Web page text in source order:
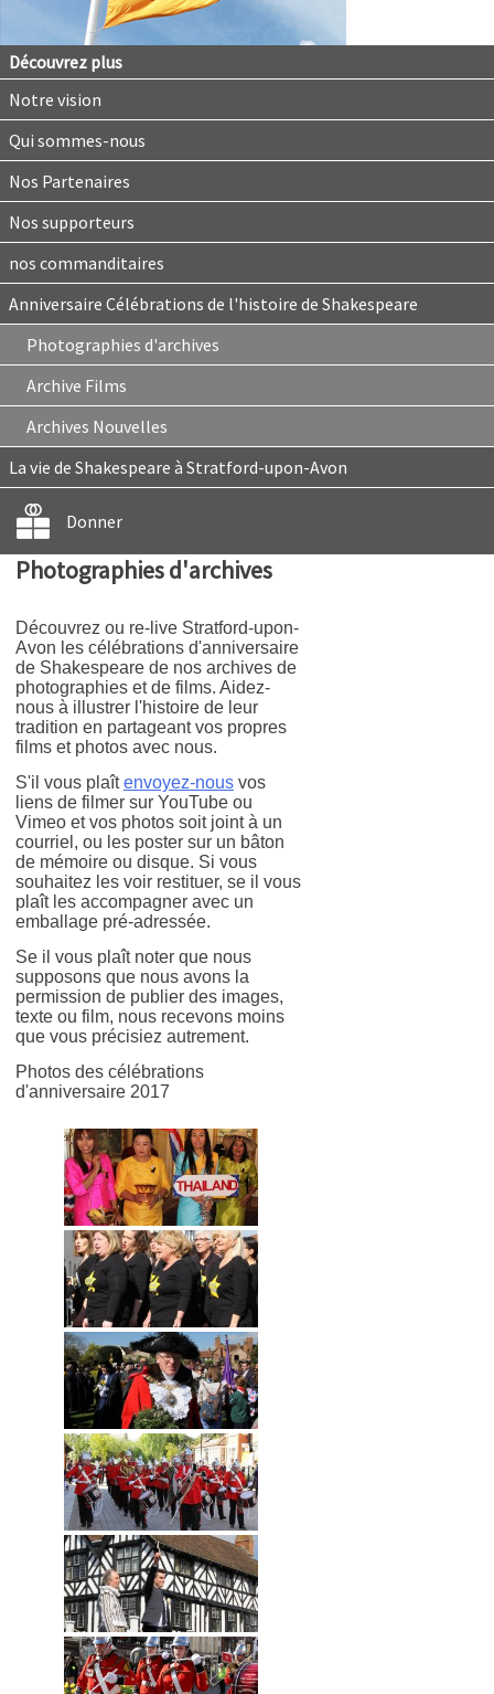
Découvrez plus
Notre vision
Qui sommes-nous
Nos Partenaires
Nos supporteurs
nos commanditaires
Anniversaire Célébrations de l'histoire de Shakespeare
Photographies d'archives
Archive Films
Archives Nouvelles
La vie de Shakespeare à Stratford-upon-Avon
Donner
Photographies d'archives
Découvrez ou re-live Stratford-upon-
Avon les célébrations d'anniversaire
de Shakespeare de nos archives de
photographies et de films. Aidez-
nous à illustrer l'histoire de leur
tradition en partageant vos propres
films et photos avec nous.
S'il vous plaîtenvoyez-nous vos
liens de filmer sur YouTube ou
Vimeo et vos photos soit joint à un
courriel, ou les poster sur un bâton
de mémoire ou disque. Si vous
souhaitez les voir restituer, se il vous
plaît les accompagner avec un
emballage pré-adressée.
Se il vous plaît noter que nous
supposons que nous avons la
permission de publier des images,
texte ou film, nous recevons moins
que vous précisiez autrement.
Photos des célébrations
d'anniversaire 2017